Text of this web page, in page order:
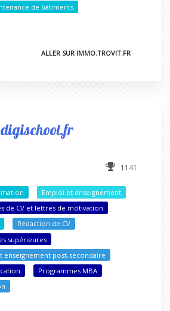
de bâtiments
ALLER SUR IMMO.TROVIT.FR
digischool.fr
1141
Emploi et enseignement
de CV et lettres de motivation
Rédaction de CV
supérieures
enseignement post-secondaire
Programmes MBA